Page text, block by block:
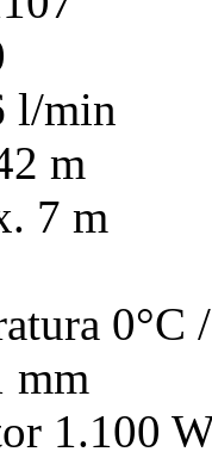
l/min
m
7 m
0°C
mm
1.100